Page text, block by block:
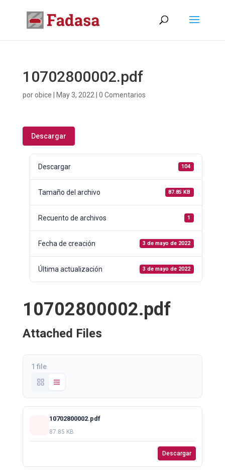
10702800002.pdf
porobice May 3, 2022 0 Comentarios
Descargar
Descargar 104
Tamaño del archivo 87.85 KB
Recuento de archivos 1
Fecha de creación 3 de mayo de 2022
Última actualización 3 de mayo de 2022
10702800002.pdf
Attached Files
1 file
10702800002.pdf
87.85 KB
Descargar